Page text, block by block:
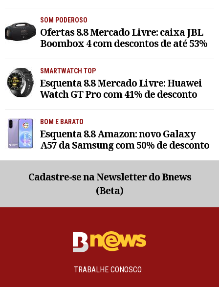
SOM PODEROSO
Ofertas 8.8 Mercado Livre: caixa JBL
Boombox 4 com descontos de até 53%
SMARTWATCH TOP
Esquenta 8.8 Mercado Livre: Huawei
Watch GT Pro com 41% de desconto
BOM E BARATO
Esquenta 8.8 Amazon: novo Galaxy
A57 da Samsung com 50% de desconto
Cadastre-se na Newsletter do Bnews
(Beta)
TRABALHE CONOSCO